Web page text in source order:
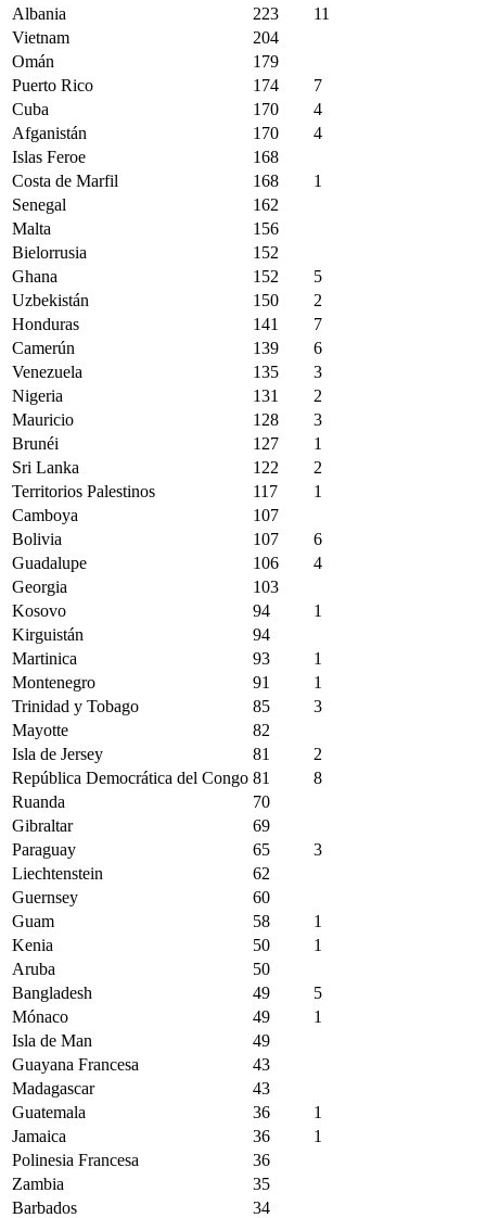
Albania
223
11
Vietnam
204
Omán
179
Puerto Rico
174
7
Cuba
170
4
Afganistán
170
4
Islas Feroe
168
Costa de Marfil
168
1
Senegal
162
Malta
156
Bielorrusia
152
Ghana
152
5
Uzbekistán
150
2
Honduras
141
7
Camerún
139
6
Venezuela
135
3
Nigeria
131
2
Mauricio
128
3
Brunéi
127
1
Sri Lanka
122
2
Territorios Palestinos
117
1
Camboya
107
Bolivia
107
6
Guadalupe
106
4
Georgia
103
Kosovo
94
1
Kirguistán
94
Martinica
93
1
Montenegro
91
1
Trinidad y Tobago
85
3
Mayotte
82
Isla de Jersey
81
2
República Democrática del Congo 81
8
Ruanda
70
Gibraltar
69
Paraguay
65
3
Liechtenstein
62
Guernsey
60
Guam
58
1
Kenia
50
1
Aruba
50
Bangladesh
49
5
Mónaco
49
1
Isla de Man
49
Guayana Francesa
43
Madagascar
43
Guatemala
36
1
Jamaica
36
1
Polinesia Francesa
36
Zambia
35
Barbados
34